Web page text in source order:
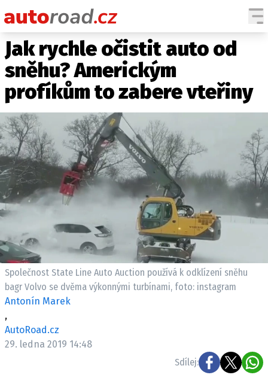
AUTA
TESTY AUT
NOVINKY
SPY
HISTORIE
ZAJÍMAVOSTI
TECHNIKA
EKONOMIKA
ČESKÝ TRH
TUNING
PROFI
ELEKTRO
TRH S ELEKTROMOBILY
Jak rychle očistit auto od
sněhu? Americkým
profíkům to zabere vteřiny
Společnost State Line Auto Auction používá k odklízení sněhu
bagr Volvo se dvěma výkonnými turbínami, foto: instagram
Antonín Marek
,
AutoRoad.cz
29. ledna 2019 14:48
Sdílej: